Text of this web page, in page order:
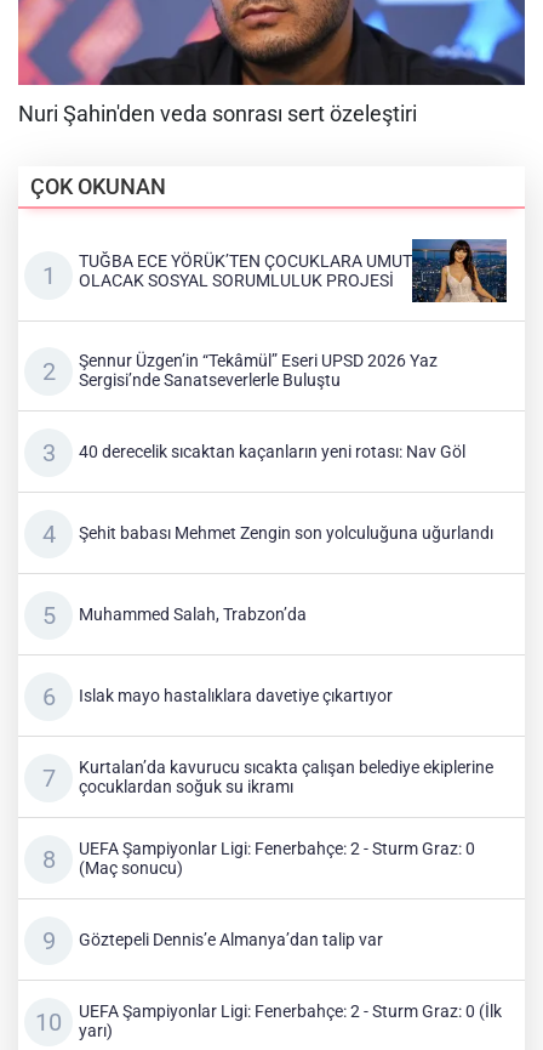
ÇOK OKUNAN
TUĞBA ECE YÖRÜK’TEN ÇOCUKLARA UMUT
OLACAK SOSYAL SORUMLULUK PROJESİ
Şennur Üzgen’in “Tekâmül” Eseri UPSD 2026 Yaz
Sergisi’nde Sanatseverlerle Buluştu
40 derecelik sıcaktan kaçanların yeni rotası: Nav Göl
Şehit babası Mehmet Zengin son yolculuğuna uğurlandı
Muhammed Salah, Trabzon’da
Islak mayo hastalıklara davetiye çıkartıyor
Kurtalan’da kavurucu sıcakta çalışan belediye ekiplerine
çocuklardan soğuk su ikramı
UEFA Şampiyonlar Ligi: Fenerbahçe: 2 - Sturm Graz: 0
(Maç sonucu)
Göztepeli Dennis’e Almanya’dan talip var
UEFA Şampiyonlar Ligi: Fenerbahçe: 2 - Sturm Graz: 0 (İlk
yarı)